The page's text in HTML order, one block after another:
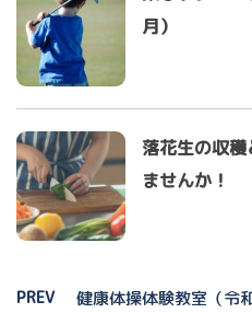
月）
落花生の収
ませんか！
PREV 健康体操体験教室（令